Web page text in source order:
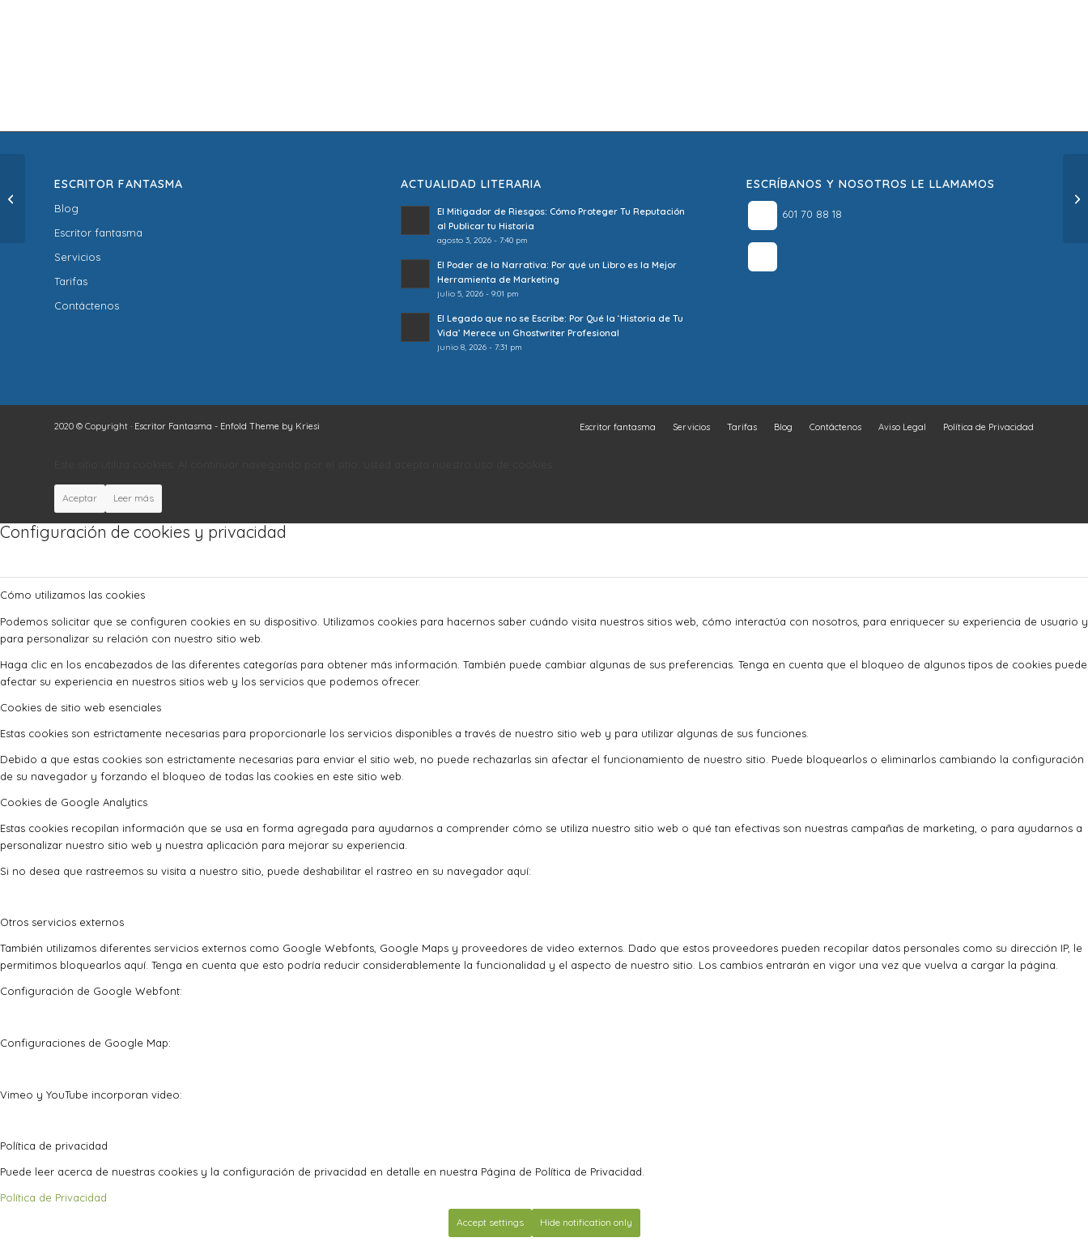
ESCRITOR FANTASMA
Blog
Escritor fantasma
Servicios
Tarifas
Contáctenos
ACTUALIDAD LITERARIA
El Mitigador de Riesgos: Cómo Proteger Tu Reputación
al Publicar tu Historia
agosto 3, 2026 - 7:40 pm
El Poder de la Narrativa: Por qué un Libro es la Mejor
Herramienta de Marketing
julio 5, 2026 - 9:01 pm
El Legado que no se Escribe: Por Qué la ‘Historia de Tu
Vida’ Merece un Ghostwriter Profesional
junio 8, 2026 - 7:31 pm
ESCRÍBANOS Y NOSOTROS LE LLAMAMOS
601 70 88 18
2020 © Copyright · Escritor Fantasma - Enfold Theme by Kriesi Escritor fantasma Servicios Tarifas Blog Contáctenos Aviso Legal Política de Privacidad
PANDEMIAS Y VIRUS
EN NOVELA
Aceptar Leer más
Configuración de cookies y privacidad
Cómo utilizamos las cookies
Podemos solicitar que se configuren cookies en su dispositivo. Utilizamos cookies para hacernos saber cuándo visita nuestros sitios web, cómo interactúa con nosotros, para enriquecer su experiencia de usuario y
para personalizar su relación con nuestro sitio web.
Haga clic en los encabezados de las diferentes categorías para obtener más información. También puede cambiar algunas de sus preferencias. Tenga en cuenta que el bloqueo de algunos tipos de cookies puede
afectar su experiencia en nuestros sitios web y los servicios que podemos ofrecer.
Cookies de sitio web esenciales
Estas cookies son estrictamente necesarias para proporcionarle los servicios disponibles a través de nuestro sitio web y para utilizar algunas de sus funciones.
Debido a que estas cookies son estrictamente necesarias para enviar el sitio web, no puede rechazarlas sin afectar el funcionamiento de nuestro sitio. Puede bloquearlos o eliminarlos cambiando la configuración
de su navegador y forzando el bloqueo de todas las cookies en este sitio web.
Cookies de Google Analytics
Estas cookies recopilan información que se usa en forma agregada para ayudarnos a comprender cómo se utiliza nuestro sitio web o qué tan efectivas son nuestras campañas de marketing, o para ayudarnos a
personalizar nuestro sitio web y nuestra aplicación para mejorar su experiencia.
Si no desea que rastreemos su visita a nuestro sitio, puede deshabilitar el rastreo en su navegador aquí:
Otros servicios externos
También utilizamos diferentes servicios externos como Google Webfonts, Google Maps y proveedores de video externos. Dado que estos proveedores pueden recopilar datos personales como su dirección IP, le
permitimos bloquearlos aquí. Tenga en cuenta que esto podría reducir considerablemente la funcionalidad y el aspecto de nuestro sitio. Los cambios entrarán en vigor una vez que vuelva a cargar la página.
Configuración de Google Webfont:
Configuraciones de Google Map:
Vimeo y YouTube incorporan video:
Política de privacidad
Puede leer acerca de nuestras cookies y la configuración de privacidad en detalle en nuestra Página de Política de Privacidad.
Política de Privacidad
Accept settings Hide notification only